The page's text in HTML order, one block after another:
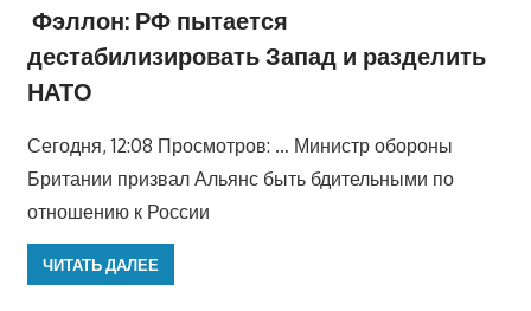
Фэллон: РФ пытается
дестабилизировать Запад и разделить
НАТО
Сегодня, 12:08 Просмотров: … Министр обороны
Британии призвал Альянс быть бдительными по
отношению к России
ЧИТАТЬ ДАЛЕЕ